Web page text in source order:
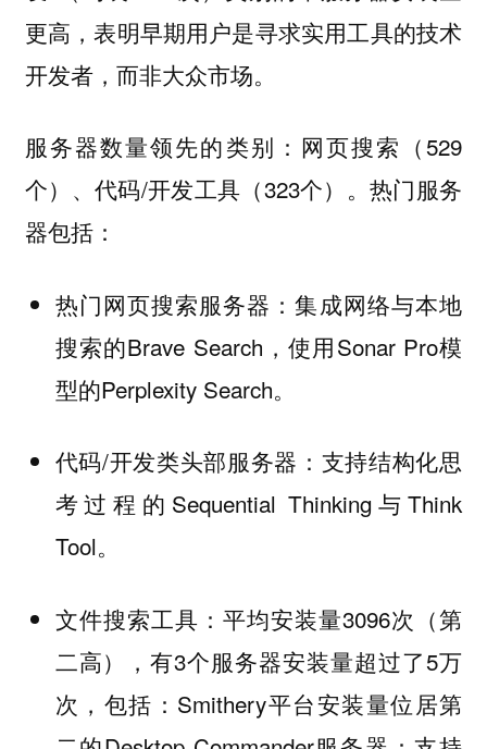
更高，表明早期用户是寻求实用工具的技术
开发者，而非大众市场。
服务器数量领先的类别：网页搜索（529
个）、代码/开发工具（323个）。热门服务
器包括：
热门网页搜索服务器：集成网络与本地
搜索的Brave Search，使用Sonar Pro模
型的Perplexity Search。
代码/开发类头部服务器：支持结构化思
考过程的Sequential Thinking与Think
Tool。
文件搜索工具：平均安装量3096次（第
二高），有3个服务器安装量超过了5万
次，包括：Smithery平台安装量位居第